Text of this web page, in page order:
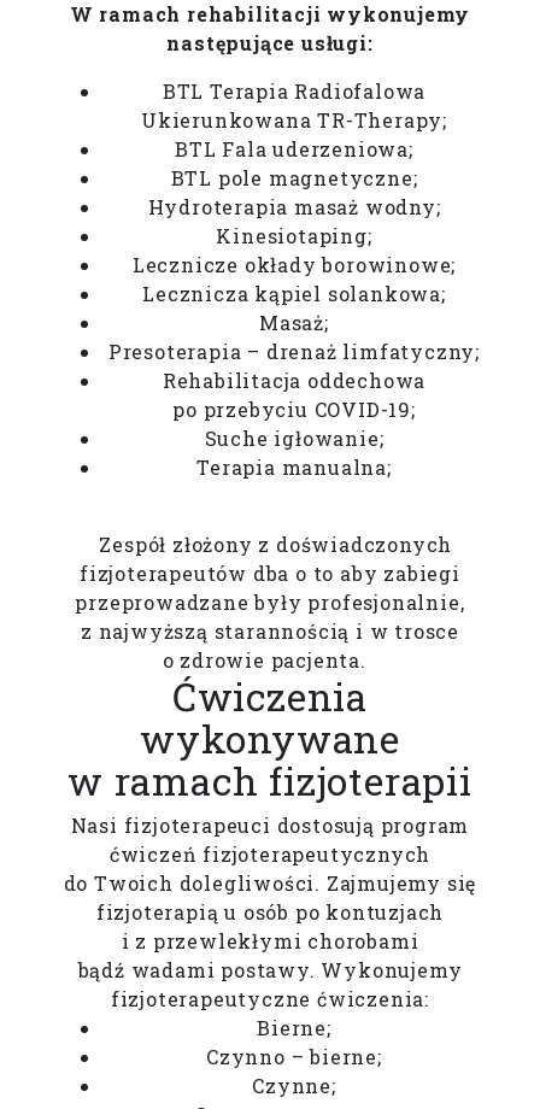
W ramach rehabilitacji wykonujemy
następujące usługi:
BTL Terapia Radiofalowa
Ukierunkowana TR-Therapy;
BTL Fala uderzeniowa;
BTL pole magnetyczne;
Hydroterapia masaż wodny;
Kinesiotaping;
Lecznicze okłady borowinowe;
Lecznicza kąpiel solankowa;
Masaż;
Presoterapia – drenaż limfatyczny;
Rehabilitacja oddechowa
po przebyciu COVID-19;
Suche igłowanie;
Terapia manualna;
Zespół złożony z doświadczonych
fizjoterapeutów dba o to aby zabiegi
przeprowadzane były profesjonalnie,
z najwyższą starannością i w trosce
o zdrowie pacjenta.
Ćwiczenia
wykonywane
w ramach fizjoterapii
Nasi fizjoterapeuci dostosują program
ćwiczeń fizjoterapeutycznych
do Twoich dolegliwości. Zajmujemy się
fizjoterapią u osób po kontuzjach
i z przewlekłymi chorobami
bądź wadami postawy. Wykonujemy
fizjoterapeutyczne ćwiczenia:
Bierne;
Czynno – bierne;
Czynne;